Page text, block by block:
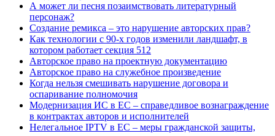
А может ли песня позаимствовать литературный
персонаж?
Создание ремикса – это нарушение авторских прав?
Как технологии с 90-х годов изменили ландшафт, в
котором работает секция 512
Авторское право на проектную документацию
Авторское право на служебное произведение
Когда нельзя смешивать нарушение договора и
оспаривание полномочия
Модернизация ИС в ЕС – справедливое вознаграждение
в контрактах авторов и исполнителей
Нелегальное IPTV в ЕС – меры гражданской защиты,